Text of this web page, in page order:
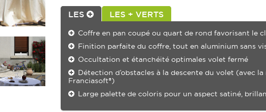
LES LES + VERTS
Coffre en pan coupé ou quart de rond favorisant le
Finition parfaite du coffre, tout en aluminium sans
Occultation et étanchéité optimales volet fermé
Détection d’obstacles à la descente du volet (avec
Franciasoft®)
Large palette de coloris pour un aspect satiné,